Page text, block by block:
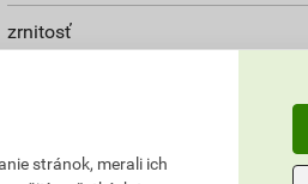
zrnitosť
stránok, merali ich